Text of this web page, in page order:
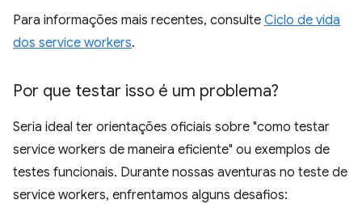
Para informações mais recentes, consulte Ciclo de vida
dos service workers.
Por que testar isso é um problema?
Seria ideal ter orientações oficiais sobre "como testar
service workers de maneira eficiente" ou exemplos de
testes funcionais. Durante nossas aventuras no teste de
service workers, enfrentamos alguns desafios: